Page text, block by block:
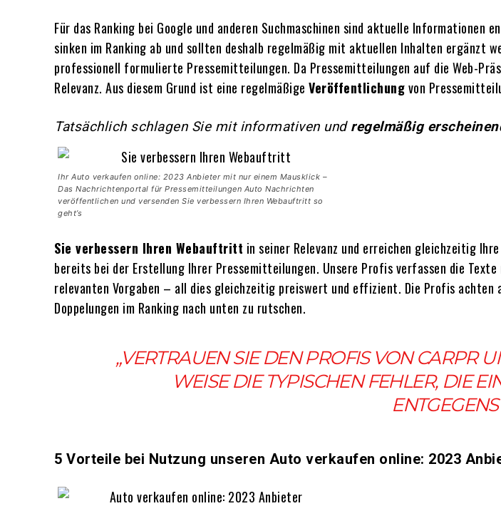
Für das Ranking bei Google und anderen Suchmaschinen sind aktuelle
sinken im Ranking ab und sollten deshalb regelmäßig mit aktuellen Inhalten ergänzt
professionell formulierte Pressemitteilungen. Da Pressemitteilungen auf die Web-
Relevanz. Aus diesem Grund ist eine regelmäßige Veröffentlichungvon
Tatsächlich schlagen Sie mit informativen und regelmäßig
Ihr Auto verkaufen online: 2023 Anbieter mit nur einem Mausklick –
Das Nachrichtenportal für Pressemitteilungen Auto Nachrichten
veröffentlichen und versenden Sie verbessern Ihren Webauftritt so
geht’s
Sie verbessern Ihren Webauftritt in seiner Relevanz und erreichen gleichzeitig
bereits bei der Erstellung Ihrer Pressemitteilungen. Unsere Profis verfassen die
relevanten Vorgaben – all dies gleichzeitig preiswert und effizient. Die Profis
Doppelungen im Ranking nach unten zu rutschen.
„VERTRAUEN SIE DEN PROFIS VON CARPR
WEISE DIE TYPISCHEN FEHLER, DIE
5 Vorteile bei Nutzung unseren Auto verkaufen online: 2023